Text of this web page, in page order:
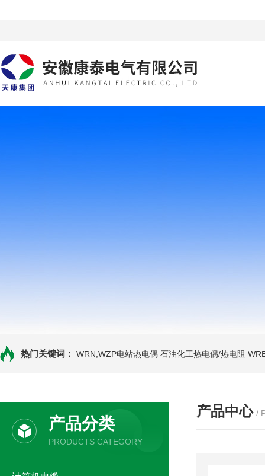
热门关键词： WRN,WZP电站热电偶 石油化工热电偶/热电阻
产品分类
PRODUCTS CATEGORY
产品中心 /